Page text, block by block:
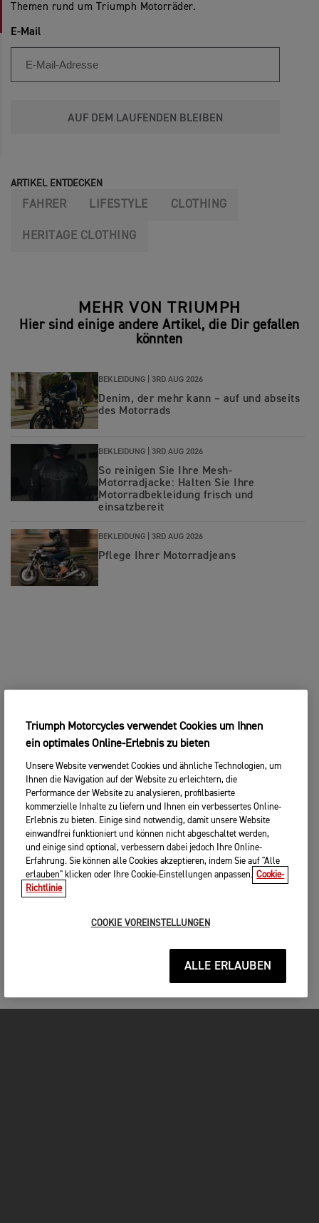
Themen rund um Triumph Motorräder.
E-Mail
AUF DEM LAUFENDEN BLEIBEN
ARTIKEL ENTDECKEN
FAHRER LIFESTYLE CLOTHING
HERITAGE CLOTHING
MEHR VON TRIUMPH
Hier sind einige andere Artikel, die Dir gefallen
könnten
BEKLEIDUNG | 3RD AUG 2026
Denim, der mehr kann – auf und abseits
des Motorrads
BEKLEIDUNG | 3RD AUG 2026
So reinigen Sie Ihre Mesh-
Motorradjacke: Halten Sie Ihre
Motorradbekleidung frisch und
einsatzbereit
BEKLEIDUNG | 3RD AUG 2026
Pflege Ihrer Motorradjeans
Triumph Motorcycles verwendet Cookies um Ihnen
ein optimales Online-Erlebnis zu bieten
Unsere Website verwendet Cookies und ähnliche Technologien, um
Ihnen die Navigation auf der Website zu erleichtern, die
Performance der Website zu analysieren, profilbasierte
kommerzielle Inhalte zu liefern und Ihnen ein verbessertes Online-
Erlebnis zu bieten. Einige sind notwendig, damit unsere Website
einwandfrei funktioniert und können nicht abgeschaltet werden,
und einige sind optional, verbessern dabei jedoch Ihre Online-
Erfahrung. Sie können alle Cookies akzeptieren, indem Sie auf "Alle
erlauben" klicken oder Ihre Cookie-Einstellungen anpassen. Cookie-
Richtlinie
COOKIE VOREINSTELLUNGEN
ALLE ERLAUBEN